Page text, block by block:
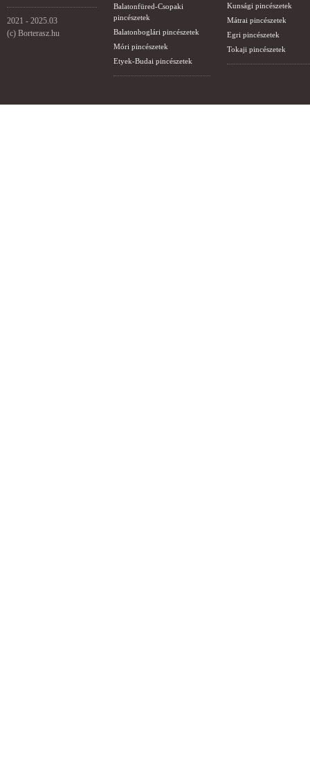
2021 - 2025.03
(c) Borterasz.hu
Balatonfüred-Csopaki
pincészetek
Balatonboglári pincészetek
Móri pincészetek
Etyek-Budai pincészetek
Kunsági pincészetek
Mátrai pincészetek
Egri pincészetek
Tokaji pincészetek